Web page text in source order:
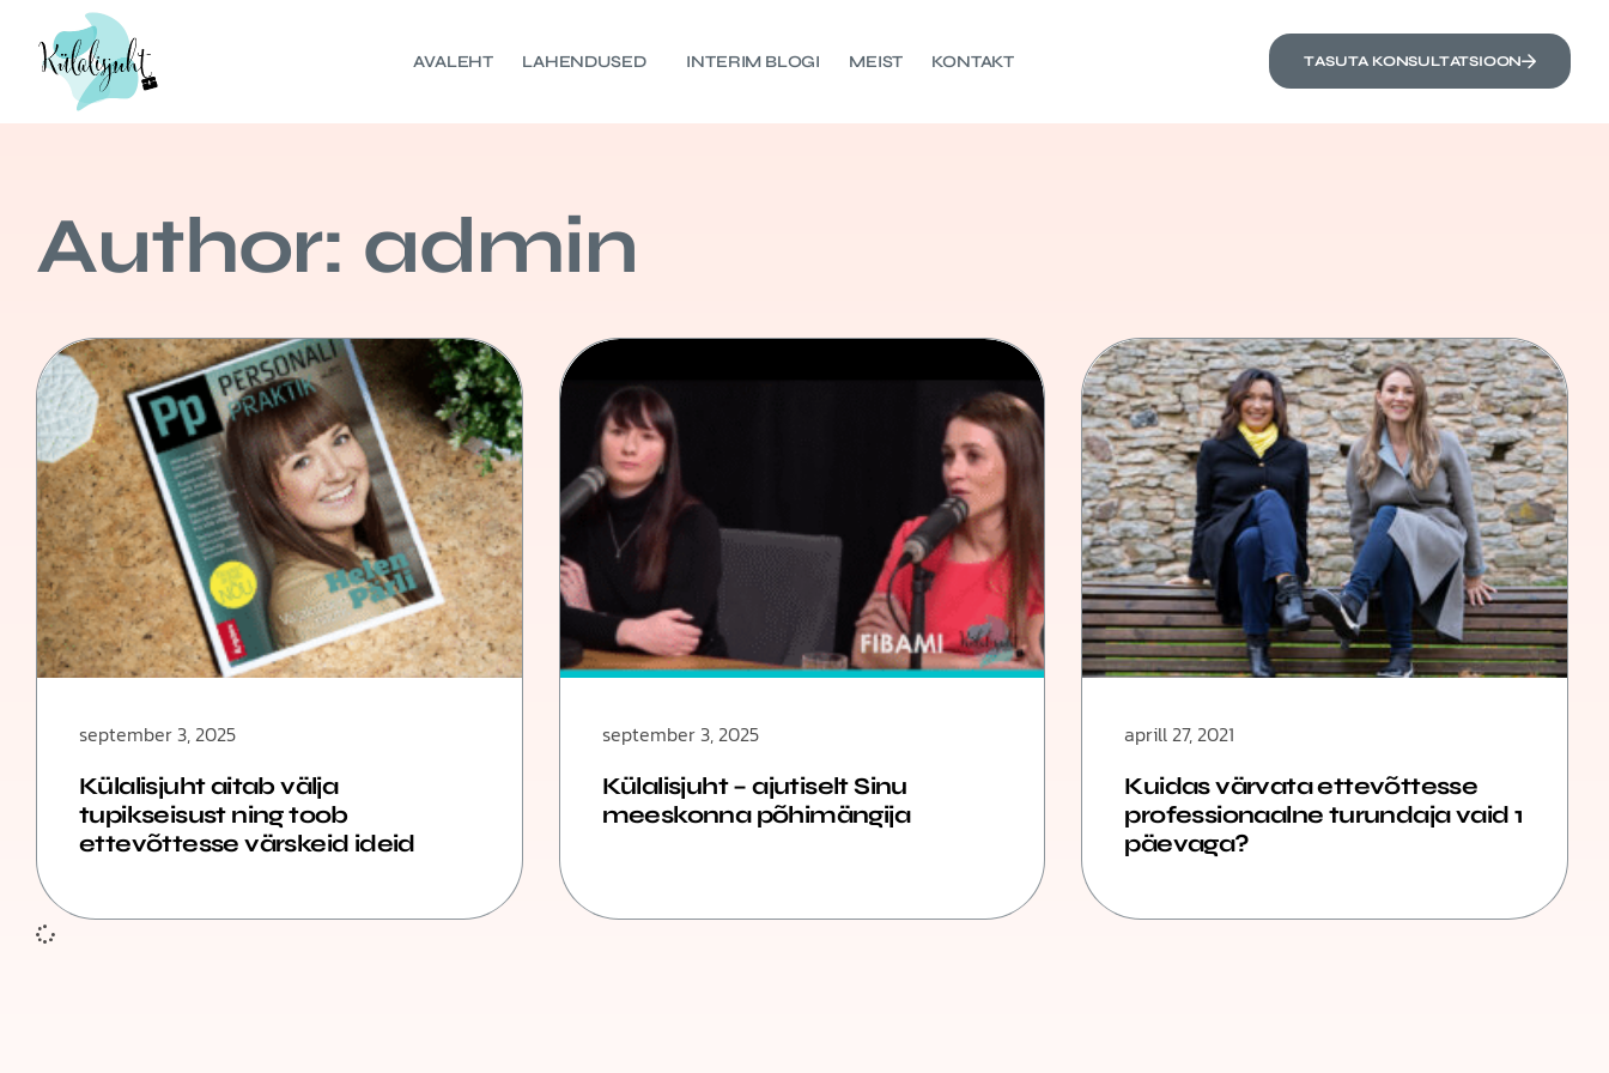
AVALEHT LAHENDUSED INTERIM BLOGI MEIST KONTAKT TASUTA KONSULTATSIOON
Author: admin
september 3, 2025
Külalisjuht aitab välja
tupikseisust ning toob
ettevõttesse värskeid ideid
september 3, 2025
Külalisjuht – ajutiselt Sinu
meeskonna põhimängija
aprill 27, 2021
Kuidas värvata ettevõttesse
professionaalne turundaja vaid 1
päevaga?